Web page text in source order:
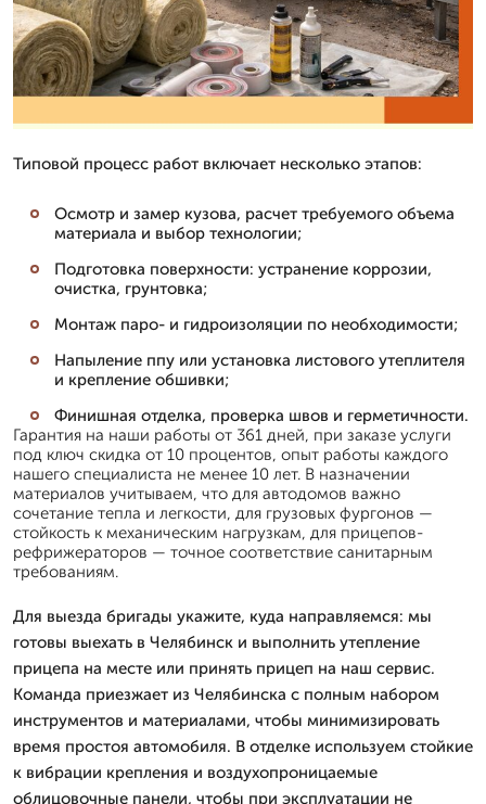
Типовой процесс работ включает несколько этапов:
Осмотр и замер кузова, расчет требуемого объема
материала и выбор технологии;
Подготовка поверхности: устранение коррозии,
очистка, грунтовка;
Монтаж паро- и гидроизоляции по необходимости;
Напыление ппу или установка листового утеплителя
и крепление обшивки;
Финишная отделка, проверка швов и герметичности.
Гарантия на наши работы от 361 дней, при заказе услуги
под ключ скидка от 10 процентов, опыт работы каждого
нашего специалиста не менее 10 лет. В назначении
материалов учитываем, что для автодомов важно
сочетание тепла и легкости, для грузовых фургонов —
стойкость к механическим нагрузкам, для прицепов-
рефрижераторов — точное соответствие санитарным
требованиям.
Для выезда бригады укажите, куда направляемся: мы
готовы выехать в Челябинск и выполнить утепление
прицепа на месте или принять прицеп на наш сервис.
Команда приезжает из Челябинска с полным набором
инструментов и материалами, чтобы минимизировать
время простоя автомобиля. В отделке используем стойкие
к вибрации крепления и воздухопроницаемые
облицовочные панели, чтобы при эксплуатации не